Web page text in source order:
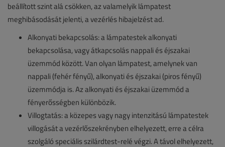
beállított szint alá csökken, az valamelyik lámpatest
meghibásodását jelenti, a vezérlés hibajelzést ad.
Alkonyati bekapcsolás: a lámpatestek alkonyati
bekapcsolása, vagy átkapcsolás nappali és éjszakai
üzemmód között. Van olyan lámpatest, amelynek van
nappali (fehér fényű), alkonyati és éjszakai (piros fényű)
üzemmódja is. Az alkonyati és éjszakai üzemmód a
fényerősségben különbözik.
Villogtatás: a közepes vagy nagy intenzitású lámpatestek
villogását a vezérlőszekrényben elhelyezett, erre a célra
szolgáló speciális szilárdtest-relé végzi. A távol elhelyezett,